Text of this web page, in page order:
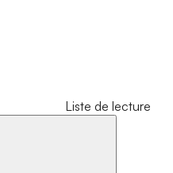
Liste de lecture